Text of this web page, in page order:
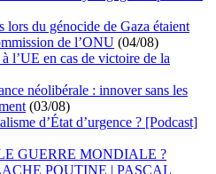
lors du génocide de Gaza étaient
de l’ONU (04/08)
l’UE en cas de victoire de la
néolibérale : innover sans les
(03/08)
d’État d’urgence ? [Podcast]
GUERRE MONDIALE ?
POUTINE | PASCAL